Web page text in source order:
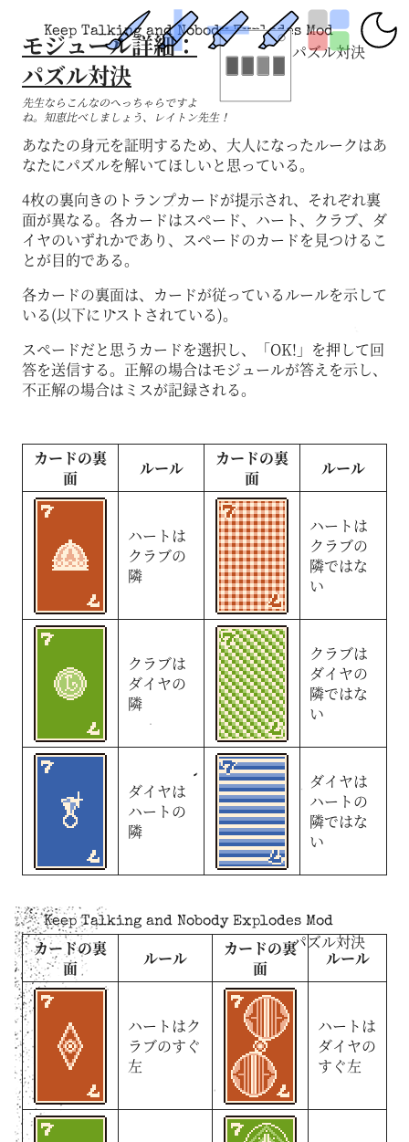
Keep Talking and Nobody Explodes Mod
パズル対決
モジュール詳細：
パズル対決
先生ならこんなのへっちゃらですよ
ね。知恵比べしましょう、レイトン先生！
あなたの身元を証明するため、大人になったルークはあ
なたにパズルを解いてほしいと思っている。
4枚の裏向きのトランプカードが提示され、それぞれ裏
面が異なる。各カードはスペード、ハート、クラブ、ダ
イヤのいずれかであり、スペードのカードを見つけるこ
とが目的である。
各カードの裏面は、カードが従っているルールを示して
いる(以下にリストされている)。
スペードだと思うカードを選択し、「OK!」を押して回
答を送信する。正解の場合はモジュールが答えを示し、
不正解の場合はミスが記録される。
カードの裏
面
ルール
カードの裏
面
ルール
ハートは
クラブの
隣
ハートは
クラブの
隣ではな
い
クラブは
ダイヤの
隣
クラブは
ダイヤの
隣ではな
い
ダイヤは
ハートの
隣
ダイヤは
ハートの
隣ではな
い
Keep Talking and Nobody Explodes Mod
パズル対決
カードの裏
面
ルール
カードの裏
面
ルール
ハートはク
ラブのすぐ
左
ハートは
ダイヤの
すぐ左